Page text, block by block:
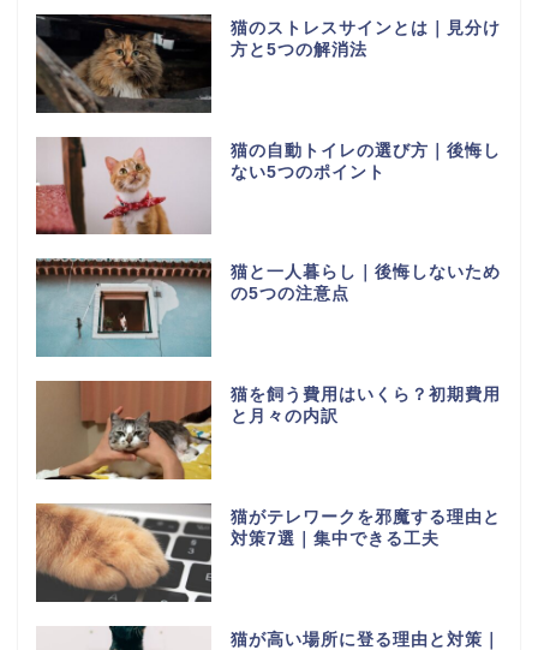
猫のストレスサインとは｜見分け
方と5つの解消法
猫の自動トイレの選び方｜後悔し
ない5つのポイント
猫と一人暮らし｜後悔しないため
の5つの注意点
猫を飼う費用はいくら？初期費用
と月々の内訳
猫がテレワークを邪魔する理由と
対策7選｜集中できる工夫
猫が高い場所に登る理由と対策｜